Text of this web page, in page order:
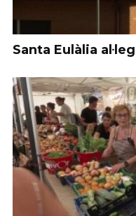
Santa Eulàlia